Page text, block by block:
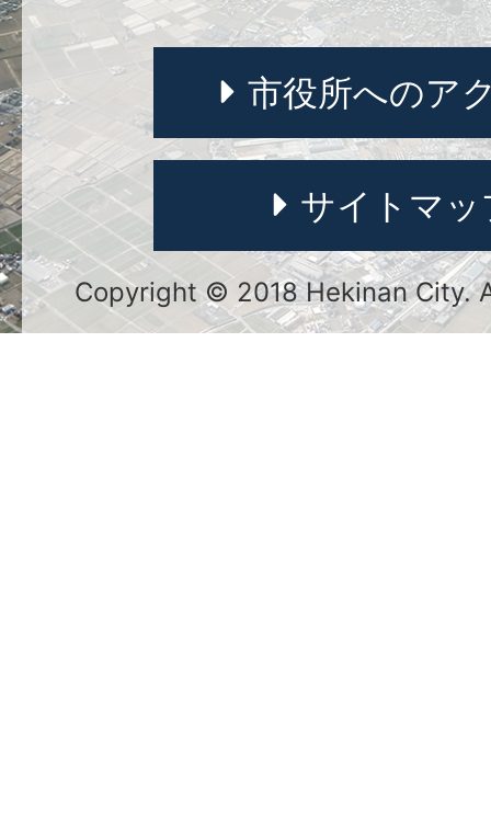
市役所へのア
サイトマッ
Copyright © 2018 Hekinan City.